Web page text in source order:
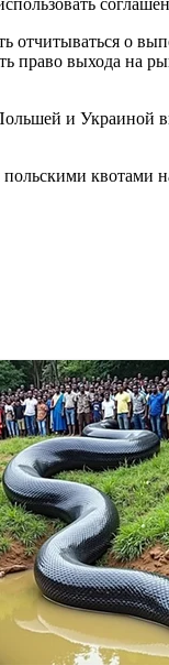
о
право выхода на
и Украиной
квотами